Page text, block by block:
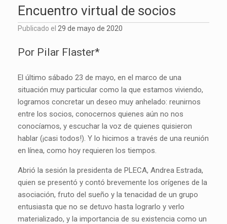
Encuentro virtual de socios
Publicado el 29 de mayo de 2020
Por Pilar Flaster*
El último sábado 23 de mayo, en el marco de una
situación muy particular como la que estamos viviendo,
logramos concretar un deseo muy anhelado: reunirnos
entre los socios, conocernos quienes aún no nos
conocíamos, y escuchar la voz de quienes quisieron
hablar (¡casi todos!). Y lo hicimos a través de una reunión
en línea, como hoy requieren los tiempos.
Abrió la sesión la presidenta de PLECA, Andrea Estrada,
quien se presentó y contó brevemente los orígenes de la
asociación, fruto del sueño y la tenacidad de un grupo
entusiasta que no se detuvo hasta lograrlo y verlo
materializado, y la importancia de su existencia como un